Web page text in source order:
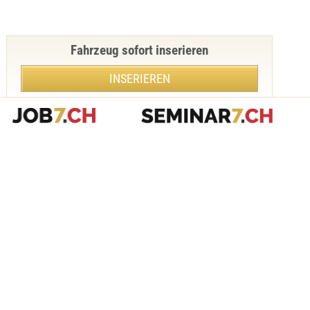
Fahrzeug sofort inserieren
INSERIEREN